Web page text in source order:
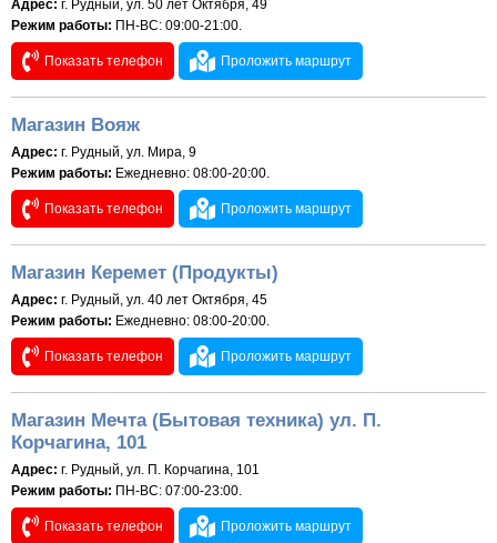
Адрес: г. Рудный, ул. 50 лет Октября, 49
Режим работы: ПН-ВС: 09:00-21:00.
Показать телефон Проложить маршрут
Магазин Вояж
Адрес: г. Рудный, ул. Мира, 9
Режим работы: Ежедневно: 08:00-20:00.
Показать телефон Проложить маршрут
Магазин Керемет (Продукты)
Адрес: г. Рудный, ул. 40 лет Октября, 45
Режим работы: Ежедневно: 08:00-20:00.
Показать телефон Проложить маршрут
Магазин Мечта (Бытовая техника) ул. П.
Корчагина, 101
Адрес: г. Рудный, ул. П. Корчагина, 101
Режим работы: ПН-ВС: 07:00-23:00.
Показать телефон Проложить маршрут